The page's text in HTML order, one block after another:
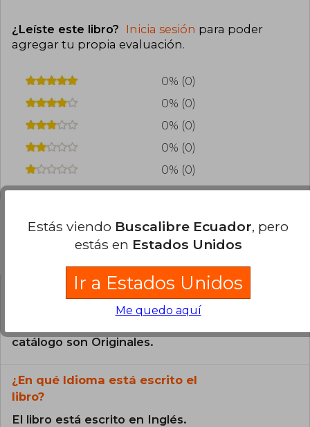
¿Leíste este libro? Inicia sesión para poder
agregar tu propia evaluación.
0% (0)
0% (0)
0% (0)
0% (0)
0% (0)
Preguntas frecuentes sobre el libro
¿El libro es original?
catálogo son Originales.
¿En qué Idioma está escrito el
libro?
El libro está escrito en Inglés.
Estás viendo Buscalibre Ecuador, pero
estás en Estados Unidos
Ir a Estados Unidos
Me quedo aquí